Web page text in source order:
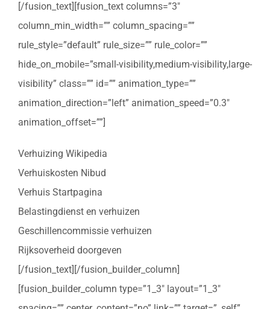
[/fusion_text][fusion_text columns=”3″
column_min_width=”” column_spacing=””
rule_style=”default” rule_size=”” rule_color=””
hide_on_mobile=”small-visibility,medium-visibility,large-
visibility” class=”” id=”” animation_type=””
animation_direction=”left” animation_speed=”0.3″
animation_offset=””]
Verhuizing Wikipedia
Verhuiskosten Nibud
Verhuis Startpagina
Belastingdienst en verhuizen
Geschillencommissie verhuizen
Rijksoverheid doorgeven
[/fusion_text][/fusion_builder_column]
[fusion_builder_column type=”1_3″ layout=”1_3″